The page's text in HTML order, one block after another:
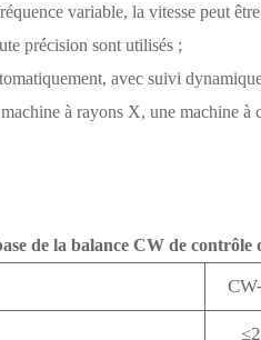
variable, la vitesse peut
précision sont utilisés ;
avec suivi
à rayons X, une machine
de la balance CW de contrôle